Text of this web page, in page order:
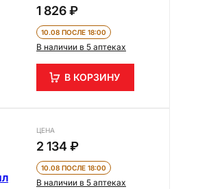
1 826 ₽
10.08 ПОСЛЕ 18:00
В наличии в 5 аптеках
В КОРЗИНУ
ЦЕНА
2 134 ₽
10.08 ПОСЛЕ 18:00
В наличии в 5 аптеках